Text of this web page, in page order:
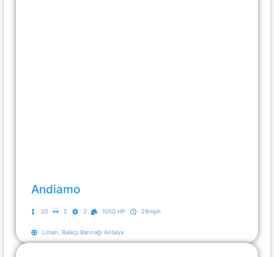
Andiamo
20 5 2 1050 HP 28mph
Liman, Balıkçı Barınağı Antalya